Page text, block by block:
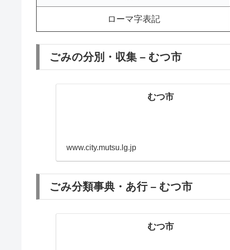
ローマ字表記
ごみの分別・収集 – むつ市
むつ市
www.city.mutsu.lg.jp
ごみ分類事典・あ行 – むつ市
むつ市